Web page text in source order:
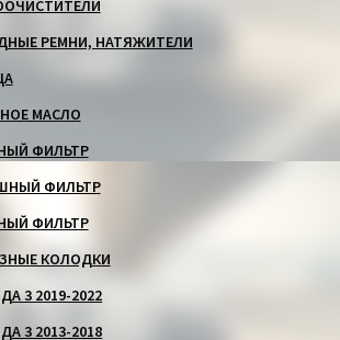
РЕМНИ, НАТЯЖИТЕЛИ
МАСЛО
ФИЛЬТР
ФИЛЬТР
ФИЛЬТР
КОЛОДКИ
3 2019-2022
3 2013-2018